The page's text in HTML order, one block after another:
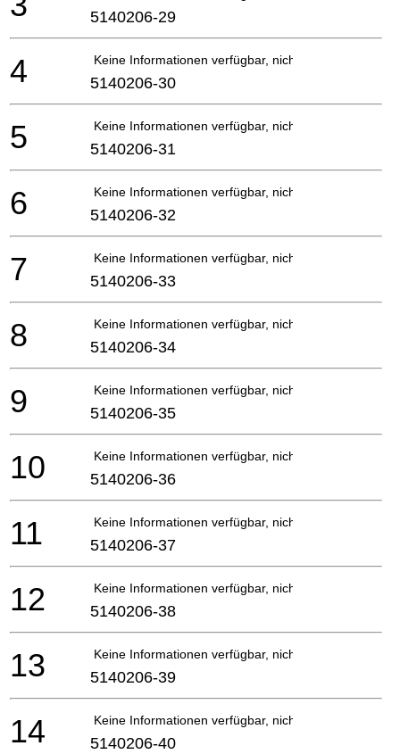
5140206-29
Keine Informationen verfügbar, nicht bestellbar
4 5140206-30
Keine Informationen verfügbar, nicht bestellbar
5 5140206-31
Keine Informationen verfügbar, nicht bestellbar
6 5140206-32
Keine Informationen verfügbar, nicht bestellbar
7 5140206-33
Keine Informationen verfügbar, nicht bestellbar
8 5140206-34
Keine Informationen verfügbar, nicht bestellbar
9 5140206-35
Keine Informationen verfügbar, nicht bestellbar
10 5140206-36
Keine Informationen verfügbar, nicht bestellbar
11 5140206-37
Keine Informationen verfügbar, nicht bestellbar
12 5140206-38
Keine Informationen verfügbar, nicht bestellbar
13 5140206-39
Keine Informationen verfügbar, nicht bestellbar
14 5140206-40